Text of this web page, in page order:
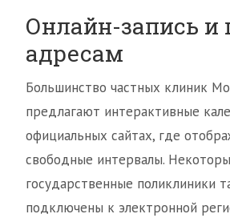
Онлайн-запись и
адресам
Большинство частных клиник
предлагают интерактивные
официальных сайтах, где
свободные интервалы.
государственные поликлиники
подключены к электронной